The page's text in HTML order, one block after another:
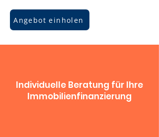
Angebot einholen
Individuelle Beratung für Ihre
Immobilienfinanzierung